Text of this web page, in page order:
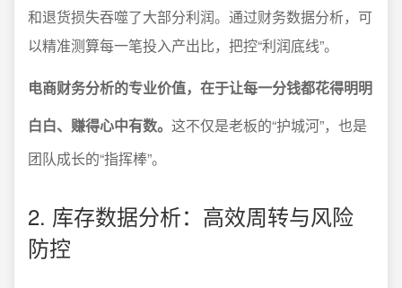
和退货损失吞噬了大部分利润。通过财务数据分析，可
以精准测算每一笔投入产出比，把控“利润底线”。
电商财务分析的专业价值，在于让每一分钱都花得明明
白白、赚得心中有数。 这不仅是老板的“护城河”，也是
团队成长的“指挥棒”。
2. 库存数据分析：高效周转与风险
防控